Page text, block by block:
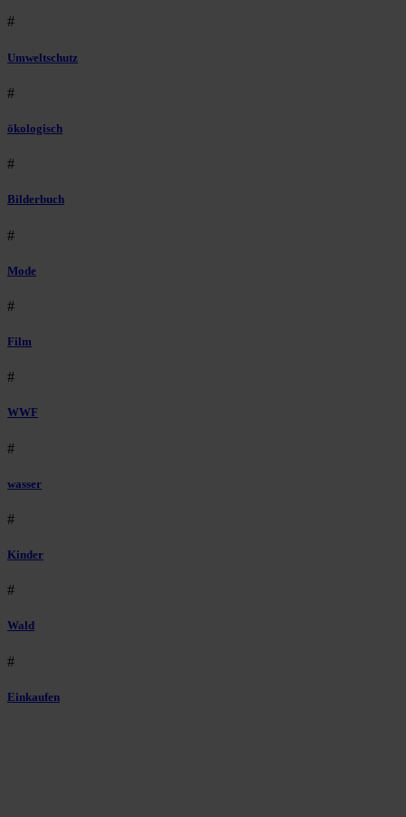
#
Umweltschutz
#
ökologisch
#
Bilderbuch
#
Mode
#
Film
#
WWF
#
wasser
#
Kinder
#
Wald
#
Einkaufen